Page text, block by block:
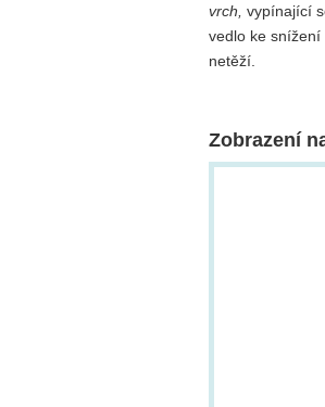
vrch, vypínající
vedlo ke snížení
netěží.
Zobrazení